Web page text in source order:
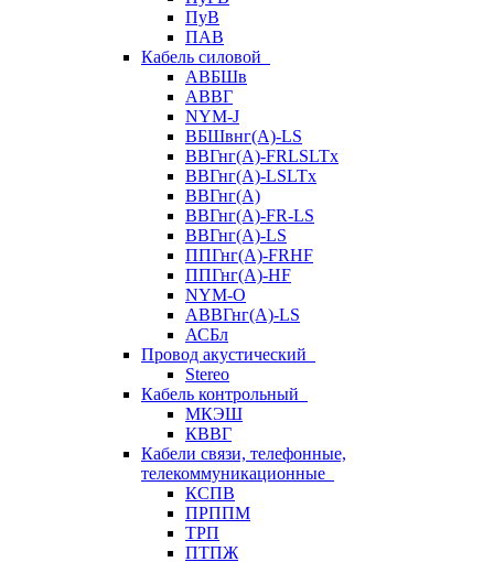
ПуВ
ПАВ
Кабель силовой
АВБШв
АВВГ
NYM-J
ВБШвнг(А)-LS
ВВГнг(A)-FRLSLTx
ВВГнг(A)-LSLTx
ВВГнг(А)
ВВГнг(А)-FR-LS
ВВГнг(А)-LS
ППГнг(А)-FRHF
ППГнг(А)-HF
NYM-O
АВВГнг(А)-LS
АСБл
Провод акустический
Stereo
Кабель контрольный
МКЭШ
КВВГ
Кабели связи, телефонные,
телекоммуникационные
КСПВ
ПРППМ
ТРП
ПТПЖ